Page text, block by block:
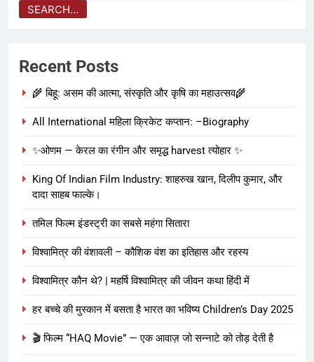
SEARCH...
Recent Posts
🌾 बिहू: असम की आत्मा, संस्कृति और कृषि का महाउत्सव🌾
All International महिला क्रिकेट कप्तान: –Biography
✨ओणम — केरल का रंगीन और समृद्ध harvest त्योहार ✨
King Of Indian Film Industry: शाहरुख खान, दिलीप कुमार, और
दादा साहब फाल्के।
तमिल फिल्म इंडस्ट्री का सबसे महंगा सितारा
विश्वामित्र की वंशावली – कौशिक वंश का इतिहास और रहस्य
विश्वामित्र कौन थे? | महर्षि विश्वामित्र की जीवन कथा हिंदी में
हर बच्चे की मुस्कान में बसता है भारत का भविष्य Children’s Day 2025
🎬 फिल्म “HAQ Movie” — एक आवाज़ जो सन्नाटे को तोड़ देती है